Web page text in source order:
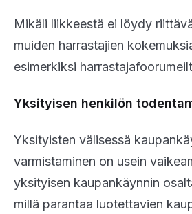
Mikäli liikkeestä ei löydy
muiden harrastajien
esimerkiksi
Yksityisen henkilön
Yksityisten välisessä
varmistaminen on usein
yksityisen kaupankäynnin
millä parantaa luotettavien